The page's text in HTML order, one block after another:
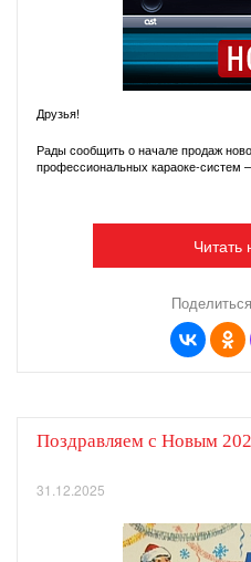
Друзья!
Рады сообщить о начале продаж
профессиональных караоке-систем –
Читать
Поздравляем с Новым
31.12.2025